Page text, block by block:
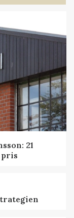
21